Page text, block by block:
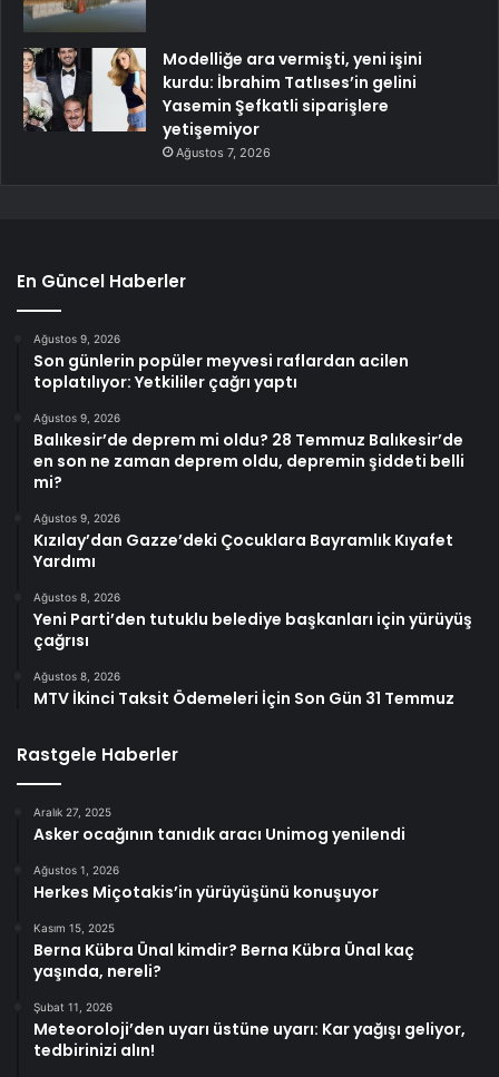
Modelliğe ara vermişti, yeni işini
kurdu: İbrahim Tatlıses’in gelini
Yasemin Şefkatli siparişlere
yetişemiyor
Ağustos 7, 2026
En Güncel Haberler
Ağustos 9, 2026
Son günlerin popüler meyvesi raflardan acilen
toplatılıyor: Yetkililer çağrı yaptı
Ağustos 9, 2026
Balıkesir’de deprem mi oldu? 28 Temmuz Balıkesir’de
en son ne zaman deprem oldu, depremin şiddeti belli
mi?
Ağustos 9, 2026
Kızılay’dan Gazze’deki Çocuklara Bayramlık Kıyafet
Yardımı
Ağustos 8, 2026
Yeni Parti’den tutuklu belediye başkanları için yürüyüş
çağrısı
Ağustos 8, 2026
MTV İkinci Taksit Ödemeleri İçin Son Gün 31 Temmuz
Rastgele Haberler
Aralık 27, 2025
Asker ocağının tanıdık aracı Unimog yenilendi
Ağustos 1, 2026
Herkes Miçotakis’in yürüyüşünü konuşuyor
Kasım 15, 2025
Berna Kübra Ünal kimdir? Berna Kübra Ünal kaç
yaşında, nereli?
Şubat 11, 2026
Meteoroloji’den uyarı üstüne uyarı: Kar yağışı geliyor,
tedbirinizi alın!